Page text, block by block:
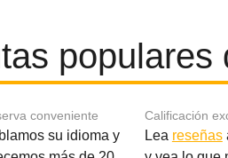
populares
conveniente
su idioma y
Calificación
Lea reseñas